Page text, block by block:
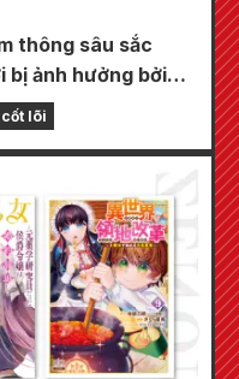
thông sâu sắc
bị ảnh hưởng bởi
2026.
lõi